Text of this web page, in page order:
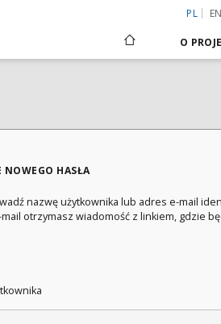
PL EN
O
NOWEGO HASŁA
nazwę użytkownika lub adres e-mail
otrzymasz wiadomość z linkiem, gdzie